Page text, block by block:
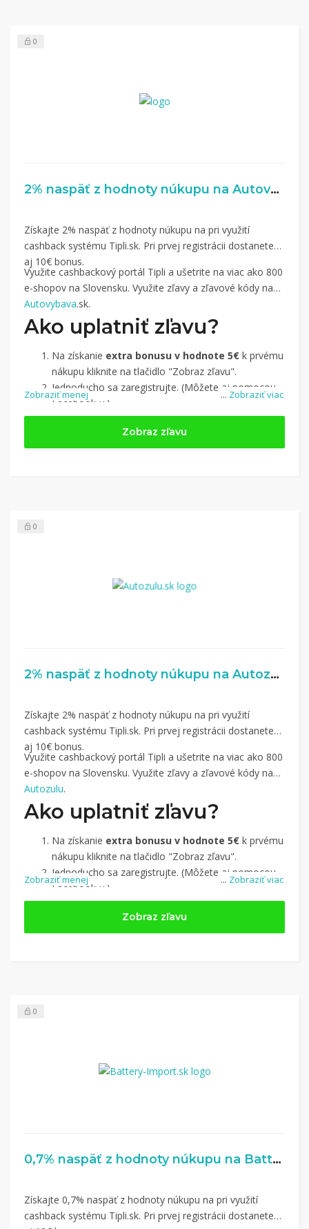
0
2% naspäť z hodnoty núkupu na Autovybava.sk
... Zobraziť viac
Získajte 2% naspäť z hodnoty núkupu na pri využití
cashback systému Tipli.sk. Pri prvej registrácii dostanete
aj 10€ bonus.
Využite cashbackový portál Tipli a ušetrite na viac ako 800
e-shopov na Slovensku. Využite zľavy a zľavové kódy na
Autovybava.sk.
Ako uplatniť zľavu?
Na získanie extra bonusu v hodnote 5€ k prvému
nákupu kliknite na tlačidlo "Zobraz zľavu".
Jednoducho sa zaregistrujte. (Môžete aj pomocou
Facebook-u.)
Jednoducho sinájdite obchod, pomocou služby
(v ponuke je cca 1 500 obchodov).
Kliknite na tlačidlo „Nakupovať“.(Následne
Zobraziť menej
Zobraz zľavu
0
2% naspäť z hodnoty núkupu na Autozulu.sk
... Zobraziť viac
Získajte 2% naspäť z hodnoty núkupu na pri využití
cashback systému Tipli.sk. Pri prvej registrácii dostanete
aj 10€ bonus.
Využite cashbackový portál Tipli a ušetrite na viac ako 800
e-shopov na Slovensku. Využite zľavy a zľavové kódy na
Autozulu.
Ako uplatniť zľavu?
Na získanie extra bonusu v hodnote 5€ k prvému
nákupu kliknite na tlačidlo "Zobraz zľavu".
Jednoducho sa zaregistrujte. (Môžete aj pomocou
Facebook-u.)
Jednoducho sinájdite obchod, pomocou služby
(v ponuke je cca 1 500 obchodov).
Kliknite na tlačidlo „Nakupovať“.(Následne
Zobraziť menej
Zobraz zľavu
0
0,7% naspäť z hodnoty núkupu na Battery-Import.sk
Získajte 0,7% naspäť z hodnoty núkupu na pri využití
cashback systému Tipli.sk. Pri prvej registrácii dostanete